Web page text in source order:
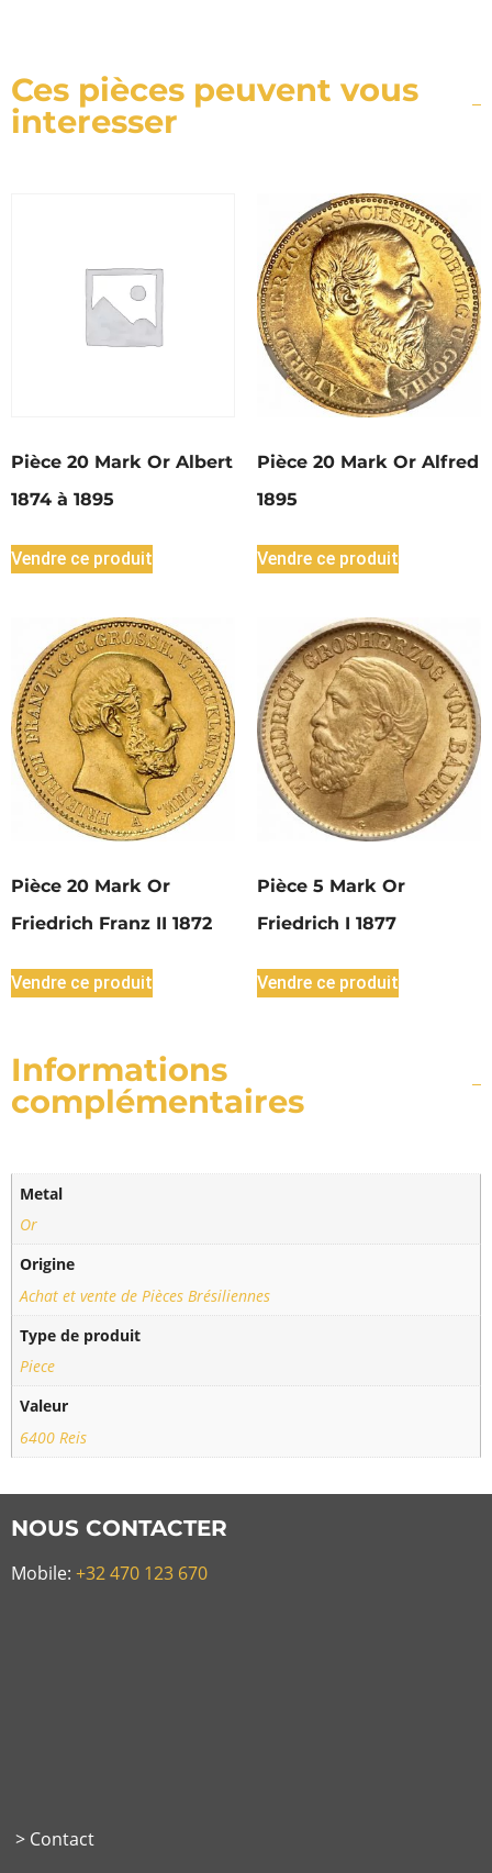
Ces pièces peuvent vous
interesser
Pièce 20 Mark Or Albert
1874 à 1895
Vendre ce produit
Pièce 20 Mark Or Alfred
1895
Vendre ce produit
Pièce 20 Mark Or
Friedrich Franz II 1872
Vendre ce produit
Pièce 5 Mark Or
Friedrich I 1877
Vendre ce produit
Informations
complémentaires
Metal
Or
Origine
Achat et vente de Pièces Brésiliennes
Type de produit
Piece
Valeur
6400 Reis
NOUS CONTACTER
Mobile: +32 470 123 670
> Contact